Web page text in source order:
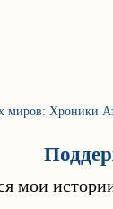
миров: Хроники
мои